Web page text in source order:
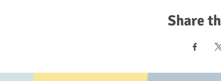
Share